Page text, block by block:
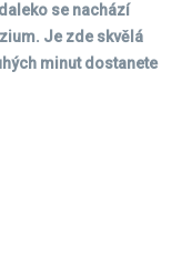
se nachází
Je zde skvělá
minut dostanete